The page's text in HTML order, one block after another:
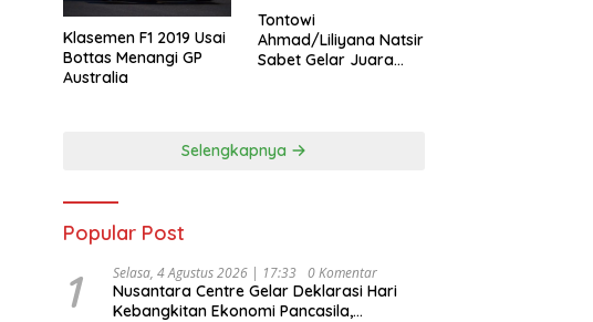
Klasemen F1 2019 Usai
Bottas Menangi GP
Australia
Tontowi
Ahmad/Liliyana Natsir
Sabet Gelar Juara
Selengkapnya
Popular Post
1 Selasa, 4 Agustus 2026 | 17:33 0 Komentar
Nusantara Centre Gelar Deklarasi Hari
Kebangkitan Ekonomi Pancasila,